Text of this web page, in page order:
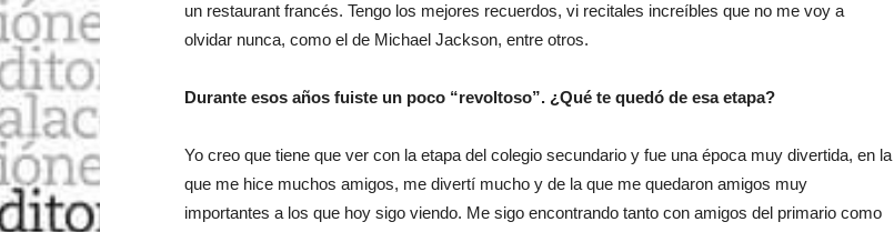
un restaurant francés. Tengo los mejores recuerdos, vi recitales increíbles que no me voy a
olvidar nunca, como el de Michael Jackson, entre otros.
Durante esos años fuiste un poco “revoltoso”. ¿Qué te quedó de esa etapa?
Yo creo que tiene que ver con la etapa del colegio secundario y fue una época muy divertida, en la
que me hice muchos amigos, me divertí mucho y de la que me quedaron amigos muy
importantes a los que hoy sigo viendo. Me sigo encontrando tanto con amigos del primario como